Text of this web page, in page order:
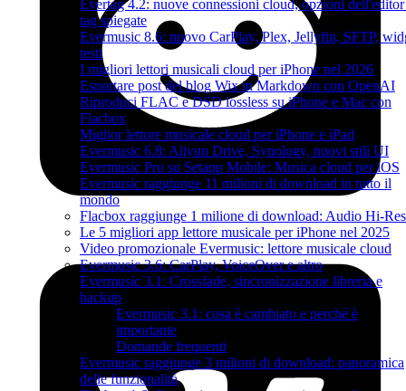
Evertag 4.2: nuove connessioni cloud, opzioni
tag spiegate
Evermusic 8.6: nuovo CarPlay, Plex, Jellyfin, SFTP,
testi
I migliori lettori musicali cloud per iPhone nel 2026
Esportare post del blog Wix in Markdown con OpenAI
Riproduci FLAC e DSD lossless su iPhone e Mac con
Flacbox
Miglior lettore musicale cloud per iPhone e iPad
Evermusic 6.8: Aliyun Drive, Synology, nuovi stili UI
Evermusic Pro su Setapp Mobile: Musica cloud per iOS
Evermusic raggiunge 11 milioni di download in tutto il
mondo
Flacbox raggiunge 1 milione di download: Audio Hi-Res
Le 5 migliori app lettore musicale per iPhone nel 2025
Video promozionale Evermusic: lettore musicale cloud
Evermusic 3.6: CarPlay, VoiceOver e altro
Evermusic 3.1: Crossfade, sincronizzazione libreria e
backup
Evermusic 3.1: cosa è cambiato e perché è
importante
Domande frequenti
Evermusic raggiunge 3 milioni di download: panoramica
delle funzionalità